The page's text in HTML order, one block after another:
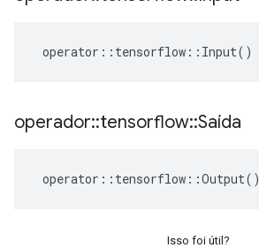
operator :: tensorflow :: Input()
operador::tensorflow::Saída
operator :: tensorflow ::Output()
Isso foi útil?